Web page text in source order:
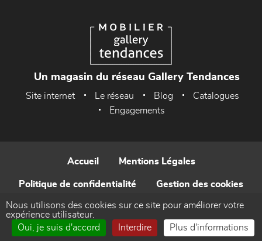
Un magasin du réseau Gallery Tendances
Site internet Le réseau Blog
Catalogues
Engagements
Accueil Mentions Légales
Politique de confidentialité Gestion des cookies
Contact
Nous utilisons des cookies sur ce site pour améliorer votre
expérience utilisateur.
Oui, je suis d'accord
Interdire Plus d'informations